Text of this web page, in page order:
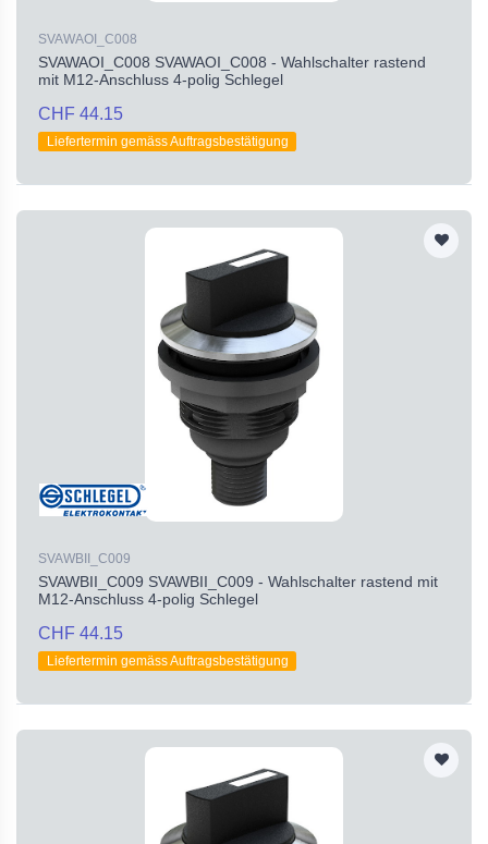
SVAWAOI_C008
SVAWAOI_C008 SVAWAOI_C008 - Wahlschalter rastend
mit M12-Anschluss 4-polig Schlegel
CHF 44.15
Liefertermin gemäss Auftragsbestätigung
SVAWBII_C009
SVAWBII_C009 SVAWBII_C009 - Wahlschalter rastend mit
M12-Anschluss 4-polig Schlegel
CHF 44.15
Liefertermin gemäss Auftragsbestätigung